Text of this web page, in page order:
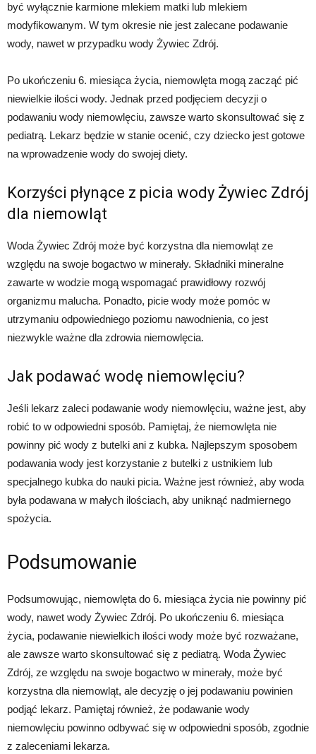
być wyłącznie karmione mlekiem matki lub mlekiem
modyfikowanym. W tym okresie nie jest zalecane podawanie
wody, nawet w przypadku wody Żywiec Zdrój.
Po ukończeniu 6. miesiąca życia, niemowlęta mogą zacząć pić
niewielkie ilości wody. Jednak przed podjęciem decyzji o
podawaniu wody niemowlęciu, zawsze warto skonsultować się z
pediatrą. Lekarz będzie w stanie ocenić, czy dziecko jest gotowe
na wprowadzenie wody do swojej diety.
Korzyści płynące z picia wody Żywiec Zdrój
dla niemowląt
Woda Żywiec Zdrój może być korzystna dla niemowląt ze
względu na swoje bogactwo w minerały. Składniki mineralne
zawarte w wodzie mogą wspomagać prawidłowy rozwój
organizmu malucha. Ponadto, picie wody może pomóc w
utrzymaniu odpowiedniego poziomu nawodnienia, co jest
niezwykle ważne dla zdrowia niemowlęcia.
Jak podawać wodę niemowlęciu?
Jeśli lekarz zaleci podawanie wody niemowlęciu, ważne jest, aby
robić to w odpowiedni sposób. Pamiętaj, że niemowlęta nie
powinny pić wody z butelki ani z kubka. Najlepszym sposobem
podawania wody jest korzystanie z butelki z ustnikiem lub
specjalnego kubka do nauki picia. Ważne jest również, aby woda
była podawana w małych ilościach, aby uniknąć nadmiernego
spożycia.
Podsumowanie
Podsumowując, niemowlęta do 6. miesiąca życia nie powinny pić
wody, nawet wody Żywiec Zdrój. Po ukończeniu 6. miesiąca
życia, podawanie niewielkich ilości wody może być rozważane,
ale zawsze warto skonsultować się z pediatrą. Woda Żywiec
Zdrój, ze względu na swoje bogactwo w minerały, może być
korzystna dla niemowląt, ale decyzję o jej podawaniu powinien
podjąć lekarz. Pamiętaj również, że podawanie wody
niemowlęciu powinno odbywać się w odpowiedni sposób, zgodnie
z zaleceniami lekarza.